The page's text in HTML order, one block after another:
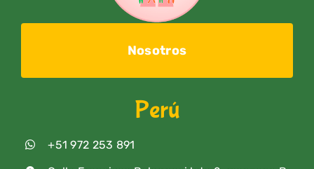
Nosotros
Perú
+51 972 253 891